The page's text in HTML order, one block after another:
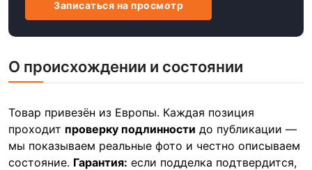
Записаться на просмотр
О происхождении и состоянии
Товар привезён из Европы. Каждая позиция
проходит проверку подлинности до публикации —
мы показываем реальные фото и честно описываем
состояние. Гарантия: если подделка подтвердится,